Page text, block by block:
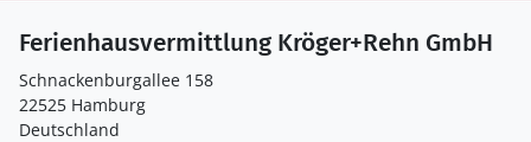
Ferienhausvermittlung Kröger+Rehn GmbH
Schnackenburgallee 158
22525 Hamburg
Deutschland